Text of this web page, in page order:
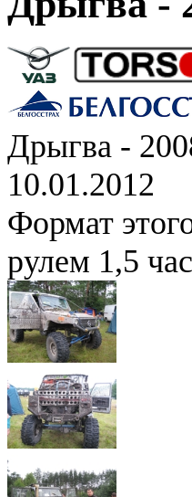
Дрыгва -
10.01.2012
Формат
рулем 1,5